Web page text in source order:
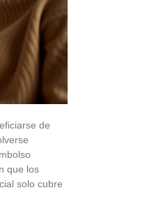
de
que los
solo cubre